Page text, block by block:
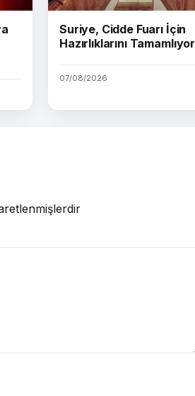
Suriye, Cidde Fuarı İçin
Hazırlıklarını Tamamlıyor
07/08/2026